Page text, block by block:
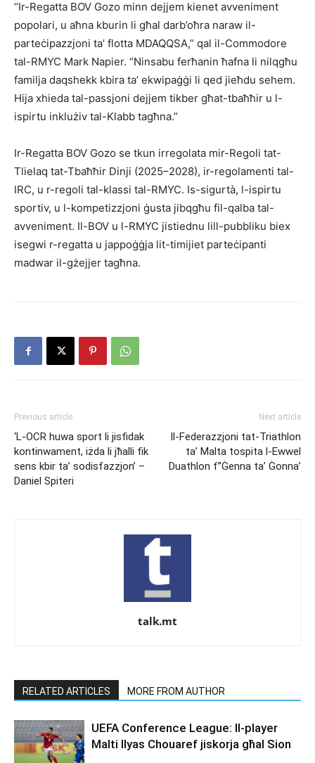
“Ir-Regatta BOV Gozo minn dejjem kienet avveniment
popolari, u aħna kburin li għal darb’oħra naraw il-
parteċipazzjoni ta’ flotta MDAQQSA,” qal il-Commodore
tal-RMYC Mark Napier. “Ninsabu ferħanin ħafna li nilqgħu
familja daqshekk kbira ta’ ekwipaġġi li qed jieħdu sehem.
Hija xhieda tal-passjoni dejjem tikber għat-tbaħħir u l-
ispirtu inklużiv tal-Klabb tagħna.”
Ir-Regatta BOV Gozo se tkun irregolata mir-Regoli tat-
Tlielaq tat-Tbaħħir Dinji (2025–2028), ir-regolamenti tal-
IRC, u r-regoli tal-klassi tal-RMYC. Is-sigurtà, l-ispirtu
sportiv, u l-kompetizzjoni ġusta jibqgħu fil-qalba tal-
avveniment. Il-BOV u l-RMYC jistiednu lill-pubbliku biex
isegwi r-regatta u jappoġġja lit-timijiet parteċipanti
madwar il-gżejjer tagħna.
Previous article
‘L-OCR huwa sport li jisfidak
kontinwament, iżda li jħalli fik
sens kbir ta’ sodisfazzjon’ –
Daniel Spiteri
Next article
Il-Federazzjoni tat-Triathlon
ta’ Malta tospita l-Ewwel
Duathlon f’’Ġenna ta’ Ġonna’
talk.mt
RELATED ARTICLES MORE FROM AUTHOR
UEFA Conference League: Il-player
Malti Ilyas Chouaref jiskorja għal Sion